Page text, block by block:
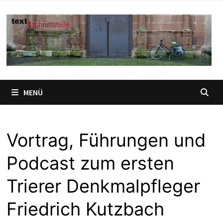
Inhalt
springen
MENÜ
Vortrag, Führungen und
Podcast zum ersten
Trierer Denkmalpfleger
Friedrich Kutzbach